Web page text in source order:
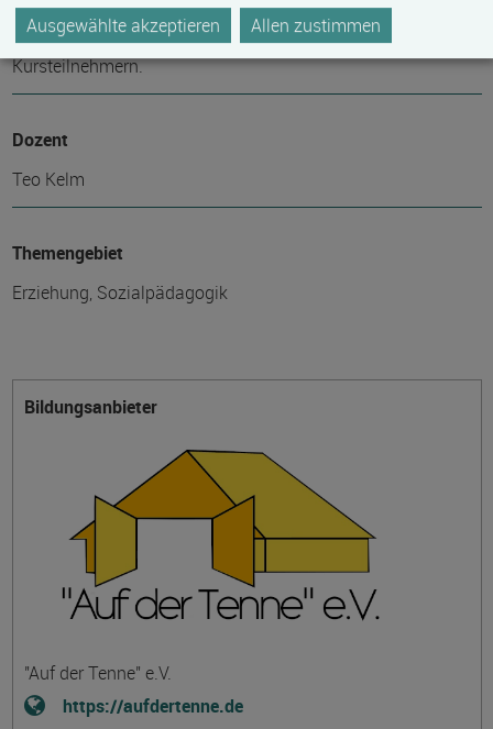
kleine Pausenmahlzeiten (z.B. Nüsse, Kleingebäck, Obst,
Gemüse) bereit. Die Mittagsversorgung obliegt den
Kursteilnehmern.
Dozent
Teo Kelm
Themengebiet
Erziehung, Sozialpädagogik
Bildungsanbieter
"Auf der Tenne" e.V.
https://aufdertenne.de
Ausgewählte akzeptieren Allen zustimmen